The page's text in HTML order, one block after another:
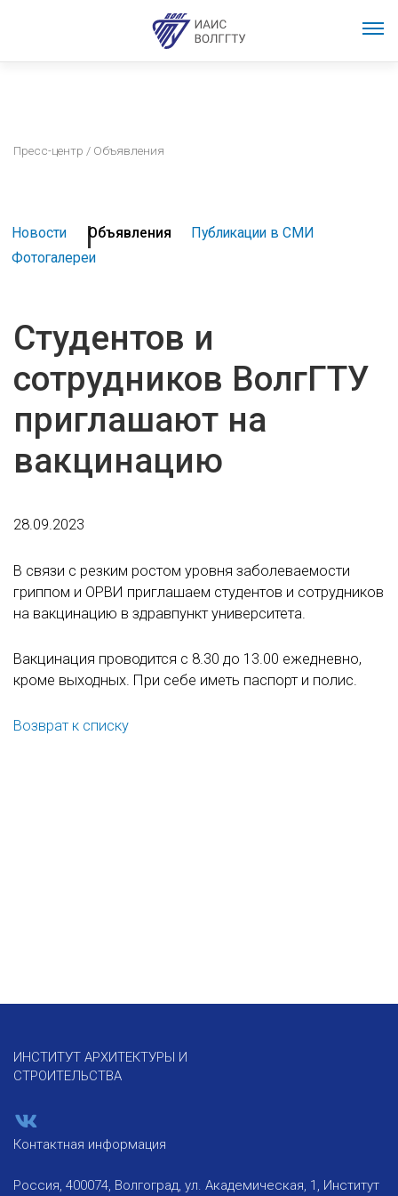
Пресс-центр / Объявления
Новости Объявления
Публикации в СМИ
Фотогалереи
Студентов и
сотрудников ВолгГТУ
приглашают на
вакцинацию
28.09.2023
В связи с резким ростом уровня заболеваемости
гриппом и ОРВИ приглашаем студентов и сотрудников
на вакцинацию в здравпункт университета.
Вакцинация проводится с 8.30 до 13.00 ежедневно,
кроме выходных. При себе иметь паспорт и полис.
Возврат к списку
ИНСТИТУТ АРХИТЕКТУРЫ И
СТРОИТЕЛЬСТВА
Контактная информация
Россия, 400074, Волгоград, ул. Академическая, 1, Институт